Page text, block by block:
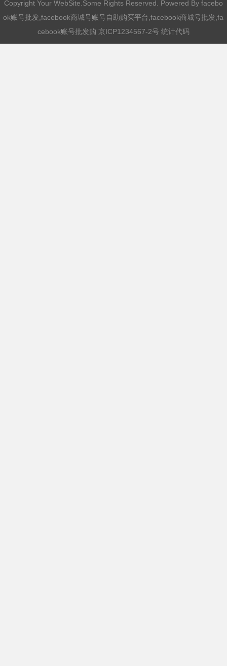
Copyright Your WebSite.Some Rights Reserved. Powered By facebo
ok账号批发,facebook商城号账号自助购买平台,facebook商城号批发,fa
cebook账号批发购 京ICP1234567-2号 统计代码